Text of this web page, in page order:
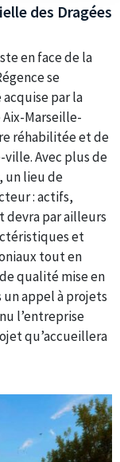
des Dragées
en face de la
se
acquise par la
Marseille-
réhabilitée et de
Avec plus de
un lieu de
: actifs,
par ailleurs
et
tout en
qualité mise en
appel à projets
l’entreprise
qu’accueillera